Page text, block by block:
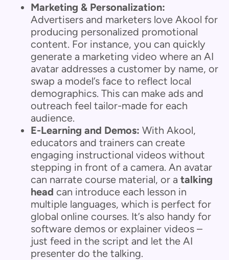
Marketing & Personalization:
Advertisers and marketers love Akool for
producing personalized promotional
content. For instance, you can quickly
generate a marketing video where an AI
avatar addresses a customer by name, or
swap a model’s face to reflect local
demographics. This can make ads and
outreach feel tailor-made for each
audience.
E-Learning and Demos: With Akool,
educators and trainers can create
engaging instructional videos without
stepping in front of a camera. An avatar
can narrate course material, or a talking
head can introduce each lesson in
multiple languages, which is perfect for
global online courses. It’s also handy for
software demos or explainer videos –
just feed in the script and let the AI
presenter do the talking.